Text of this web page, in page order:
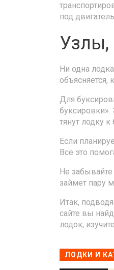
под
Узлы,
Ни одна
объясняется,
Для
тянут лодку
Если
Всё это
Не
займет пару
Итак,
сайте вы
лодок,
ЛОДКИ И